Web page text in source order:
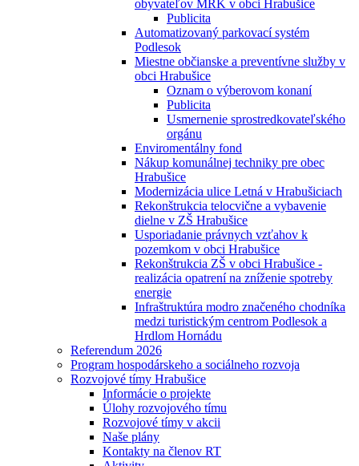
obyvateľov MRK v obci Hrabušice
Publicita
Automatizovaný parkovací systém
Podlesok
Miestne občianske a preventívne služby v
obci Hrabušice
Oznam o výberovom konaní
Publicita
Usmernenie sprostredkovateľského
orgánu
Enviromentálny fond
Nákup komunálnej techniky pre obec
Hrabušice
Modernizácia ulice Letná v Hrabušiciach
Rekonštrukcia telocvične a vybavenie
dielne v ZŠ Hrabušice
Usporiadanie právnych vzťahov k
pozemkom v obci Hrabušice
Rekonštrukcia ZŠ v obci Hrabušice -
realizácia opatrení na zníženie spotreby
energie
Infraštruktúra modro značeného chodníka
medzi turistickým centrom Podlesok a
Hrdlom Hornádu
Referendum 2026
Program hospodárskeho a sociálneho rozvoja
Rozvojové tímy Hrabušice
Informácie o projekte
Úlohy rozvojového tímu
Rozvojové tímy v akcii
Naše plány
Kontakty na členov RT